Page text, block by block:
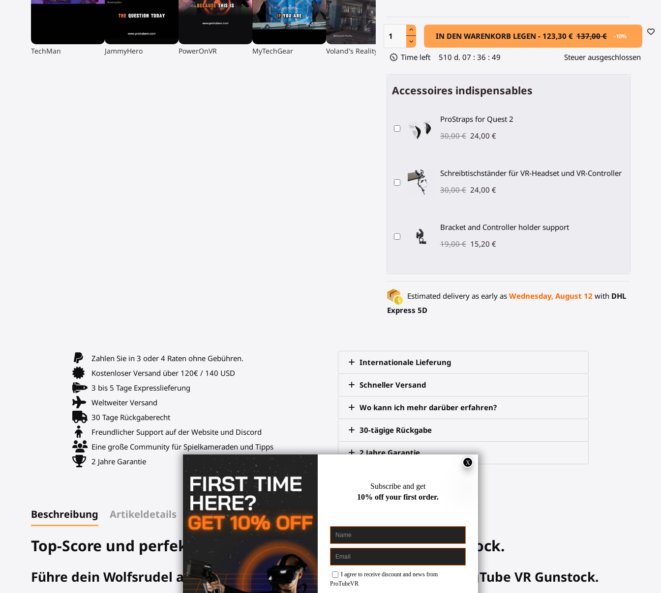
▶
TechMan ▶
JammyHero ▶
PowerOnVR ▶
MyTechGear ▶
Voland's Reality
IN DEN WARENKORB LEGEN - 123,30 € 137,00 € -10%
Time left 510 d. 07 :36 :48 Steuer ausgeschlossen
Accessoires indispensables
ProStraps for Quest 2
30,00 € 24,00 €
Schreibtischständer für VR-Headset und VR-Controller
30,00 € 24,00 €
Bracket and Controller holder support
19,00 € 15,20 €
Estimated delivery as early as Wednesday, August 12 with DHL
Express 5D
Zahlen Sie in 3 oder 4 Raten ohne Gebühren.
Kostenloser Versand über 120€ / 140 USD
3 bis 5 Tage Expresslieferung
Weltweiter Versand
30 Tage Rückgaberecht
Freundlicher Support auf der Website und Discord
Eine große Community für Spielkameraden und Tipps
2 Jahre Garantie
Internationale Lieferung
Schneller Versand
Wo kann ich mehr darüber erfahren?
30-tägige Rückgabe
2 Jahre Garantie
Beschreibung Artikeldetails
Top-Score und perfektes Zielen mit dem Meta Quest 2 Gunstock.
Führe dein Wolfsrudel an und dominiere die Bestenliste mit dem MagTube VR Gunstock.